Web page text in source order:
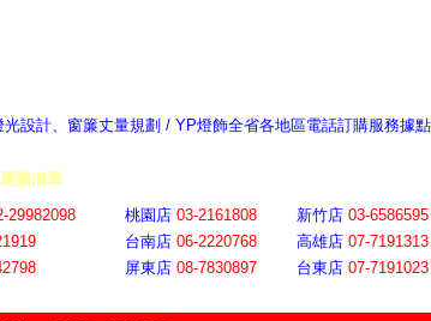
設計、窗簾丈量規劃 / YP燈飾全省各地區電話訂購服務據點
選購清單
29982098 桃園店 03-2161808 新竹店 03-6586595
台南店 06-2220768 高雄店 07-7191313
屏東店 08-7830897 台東店 07-7191023